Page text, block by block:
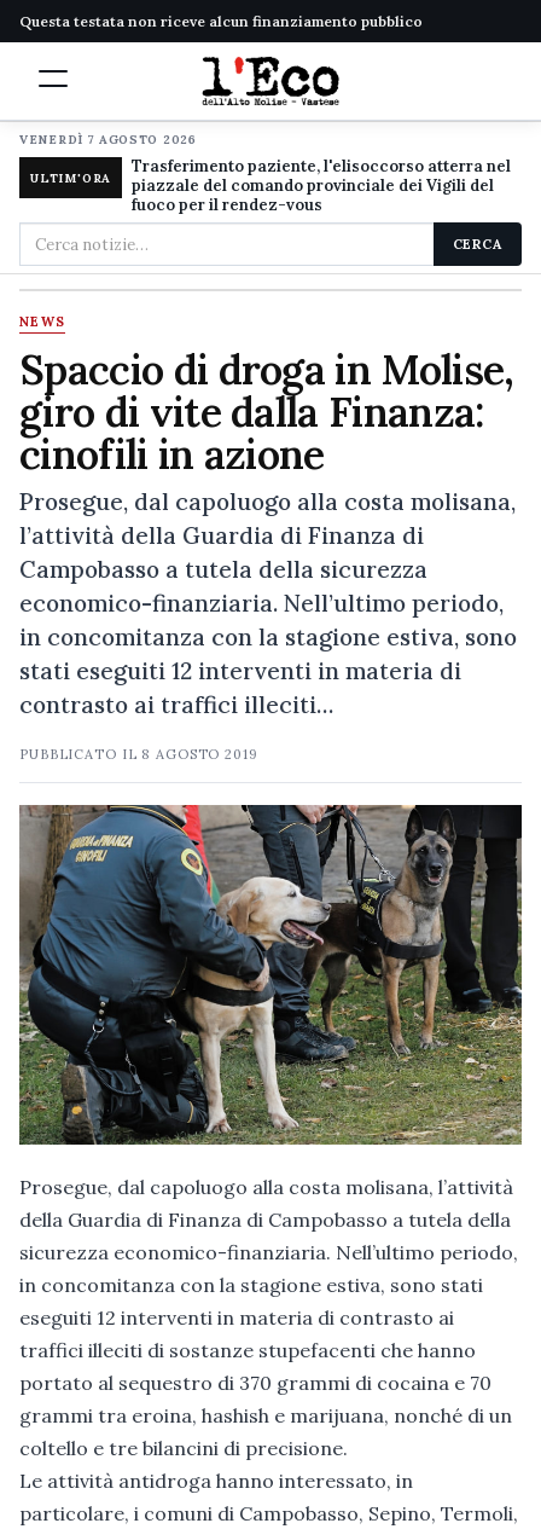
Questa testata non riceve alcun finanziamento pubblico
VENERDÌ 7 AGOSTO 2026
ULTIM'ORA
Trasferimento paziente, l'elisoccorso atterra nel
piazzale del comando provinciale dei Vigili del
fuoco per il rendez-vous
Cerca
nel
sito
CERCA
NEWS
Spaccio di droga in Molise,
giro di vite dalla Finanza:
cinofili in azione
Prosegue, dal capoluogo alla costa molisana,
l’attività della Guardia di Finanza di
Campobasso a tutela della sicurezza
economico-finanziaria. Nell’ultimo periodo,
in concomitanza con la stagione estiva, sono
stati eseguiti 12 interventi in materia di
contrasto ai traffici illeciti…
PUBBLICATO IL 8 AGOSTO 2019
Prosegue, dal capoluogo alla costa molisana, l’attività
della Guardia di Finanza di Campobasso a tutela della
sicurezza economico-finanziaria. Nell’ultimo periodo,
in concomitanza con la stagione estiva, sono stati
eseguiti 12 interventi in materia di contrasto ai
traffici illeciti di sostanze stupefacenti che hanno
portato al sequestro di 370 grammi di cocaina e 70
grammi tra eroina, hashish e marijuana, nonché di un
coltello e tre bilancini di precisione.
Le attività antidroga hanno interessato, in
particolare, i comuni di Campobasso, Sepino, Termoli,